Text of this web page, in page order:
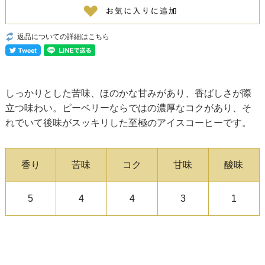
返品についての詳細はこちら
しっかりとした苦味、ほのかな甘みがあり、香ばしさが際
立つ味わい。ピーベリーならではの濃厚なコクがあり、そ
れでいて後味がスッキリした至極のアイスコーヒーです。
香り 苦味 コク 甘味 酸味
5 4 4 3 1